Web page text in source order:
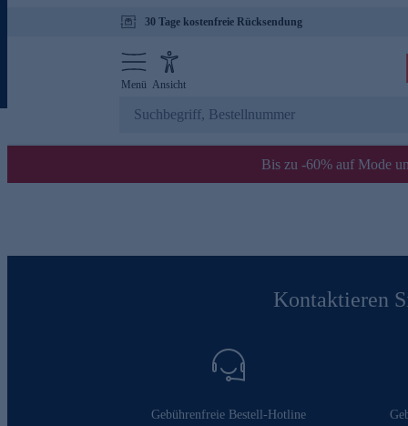
30 Tage kostenfreie Rücksendung
Menü Ansicht
Bis zu -60% auf Mode
Kontaktieren
Gebührenfreie Bestell-Hotline